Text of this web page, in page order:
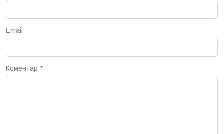
Email
Коментар *